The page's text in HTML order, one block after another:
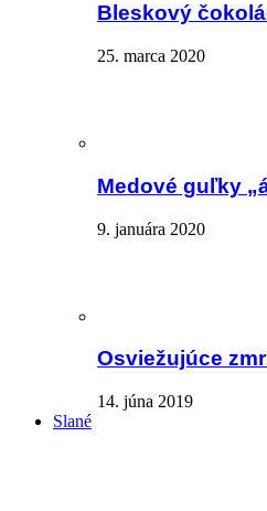
Bleskový
25. marca 2020
Medové guľky
9. januára 2020
Osviežujúce
14. júna 2019
Slané